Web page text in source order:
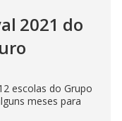
2021 do
escolas do Grupo
meses para